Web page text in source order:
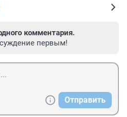
комментария.
первым!
Отправить